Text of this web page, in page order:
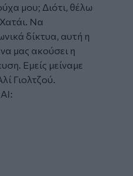
μου; Διότι, θέλω
Να
δίκτυα, αυτή η
μας ακούσει η
Εμείς μείναμε
Γιολτζού.